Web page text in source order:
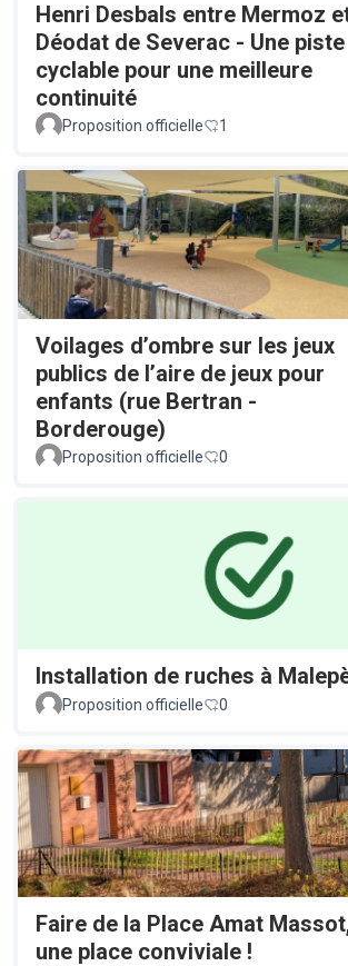
Henri Desbals entre Mermoz
Déodat de Severac - Une piste
cyclable pour une meilleure
continuité
Proposition officielle 1
Voilages d’ombre sur les jeux
publics de l’aire de jeux pour
enfants (rue Bertran -
Borderouge)
Proposition officielle 0
Installation de ruches à
Proposition officielle
0
Faire de la Place Amat
une place conviviale !